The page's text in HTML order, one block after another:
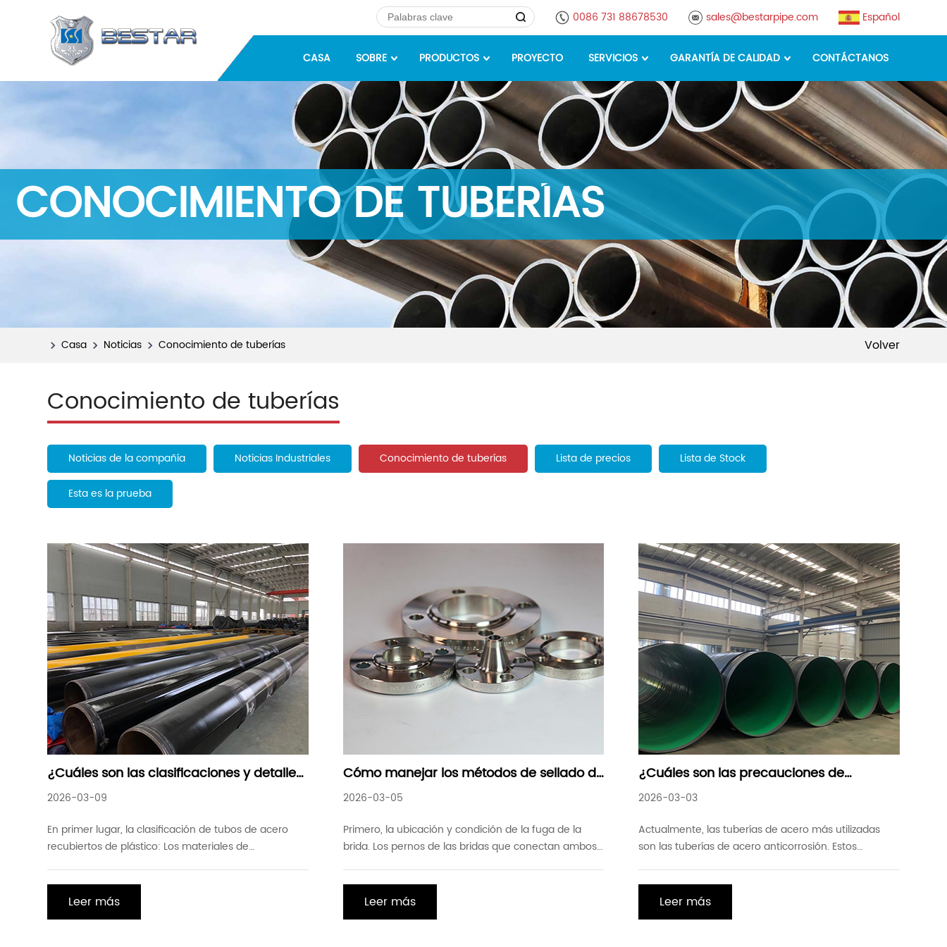
0086 731 88678530 sales@bestarpipe.com Español
CASA SOBRE PRODUCTOS PROYECTO SERVICIOS GARANTÍA DE CALIDAD CONTÁCTANOS
CONOCIMIENTO DE TUBERÍAS
Volver
Casa Noticias Conocimiento de tuberías
Conocimiento de tuberías
Noticias de la compañía Noticias Industriales Conocimiento de tuberías Lista de precios Lista de Stock
Esta es la prueba
¿Cuáles son las clasificaciones y detalles
del tratamiento anticorrosión para tubos
de acero recubiertos de plástico?
2026-03-09
En primer lugar, la clasificación de tubos de acero
recubiertos de plástico: Los materiales de
plástico incluyen resina epoxi (polvo epoxi) y
polietileno. La pared interna de la tubería de acero
Leer más
Cómo manejar los métodos de sellado de
fugas de brida
2026-03-05
Primero, la ubicación y condición de la fuga de la
brida. Los pernos de las bridas que conectan ambos
Debido al espacio extremadamente pequeño entre
las bridas, es imposible eliminar la fuga inyectando
Leer más
¿Cuáles son las precauciones de
seguridad durante la construcción de
tubos de acero anticorrosión
2026-03-03
Actualmente, las tuberías de acero más utilizadas
son las tuberías de acero anticorrosión. Estos
3PE, tubos de acero anticorrosión TEPE y tubos de
acero anticorrosión de resina epoxi. Entonces, ¿qué
Leer más